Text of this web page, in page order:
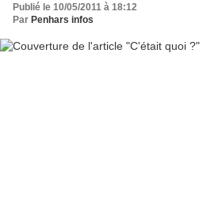
Publié le 10/05/2011 à 18:12
Par Penhars infos